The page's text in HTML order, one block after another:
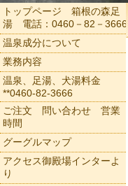
トップページ 箱根の森足
湯 電話：0460－82－3666
温泉成分について
業務内容
温泉、足湯、犬湯料金
**0460-82-3666
ご注文 問い合わせ 営業
時間
グーグルマップ
アクセス御殿場インターよ
り